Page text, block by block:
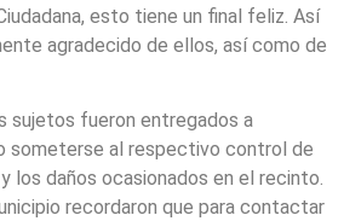
esto tiene un final feliz. Así
agradecido de ellos, así como de
sujetos fueron entregados a
someterse al respectivo control de
los daños ocasionados en el recinto.
recordaron que para contactar